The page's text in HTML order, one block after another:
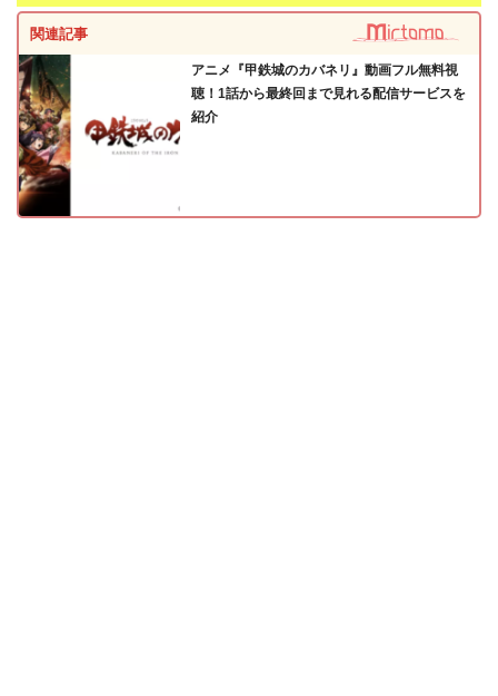
関連記事
アニメ『甲鉄城のカバネリ』動画フル無料視
聴！1話から最終回まで見れる配信サービスを
紹介